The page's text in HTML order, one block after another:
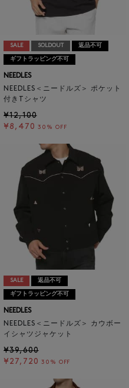
SALE SOLDOUT 返品不可
ギフトラッピング不可
NEEDLES
NEEDLES＜ニードルズ＞ ポケット
付きTシャツ
¥12,100
¥8,470 30% OFF
SALE 返品不可
ギフトラッピング不可
NEEDLES
NEEDLES＜ニードルズ＞ カウボー
イシャツジャケット
¥39,600
¥27,720 30% OFF